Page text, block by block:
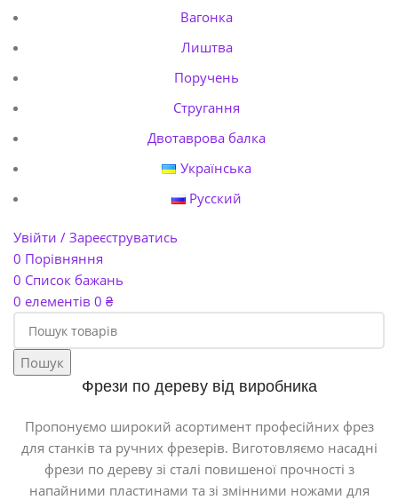
Вагонка
Лиштва
Поручень
Стругання
Двотаврова балка
Українська
Русский
Увійти / Зареєструватись
0 Порівняння
0 Список бажань
0 елементів 0 ₴
Пошук
Фрези по дереву від виробника
Пропонуємо широкий асортимент професійних фрез
для станків та ручних фрезерів. Виготовляємо насадні
фрези по дереву зі сталі повишеної прочності з
напайними пластинами та зі змінними ножами для